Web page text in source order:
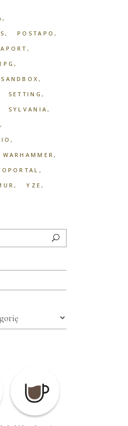
POSTAPO
SANDBOX
SETTING
SYLVANIA
WARHAMMER
YZE